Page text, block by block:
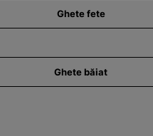
Ghete fete
Ghete băiat